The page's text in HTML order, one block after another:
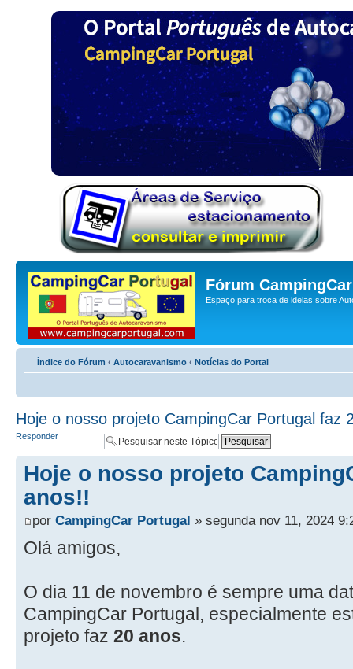
Fórum
Espaço para troca de ideias sobre
Índice do Fórum ‹ Autocaravanismo ‹ Notícias do Portal
Hoje o nosso projeto CampingCar Portugal faz
Responder
Hoje o nosso projeto
anos!!
por CampingCar Portugal » segunda nov 11, 2024
Olá amigos,
O dia 11 de novembro é sempre uma
CampingCar Portugal, especialmente
projeto faz 20 anos.